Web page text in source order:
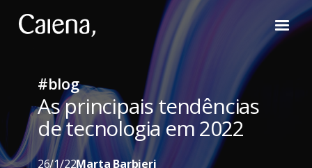
#blog
As principais tendências
de tecnologia em 2022
26/1/22Marta Barbieri